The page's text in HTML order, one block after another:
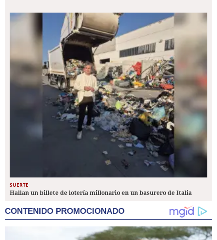
SUERTE
Hallan un billete de lotería millonario en un basurero de Italia
CONTENIDO PROMOCIONADO